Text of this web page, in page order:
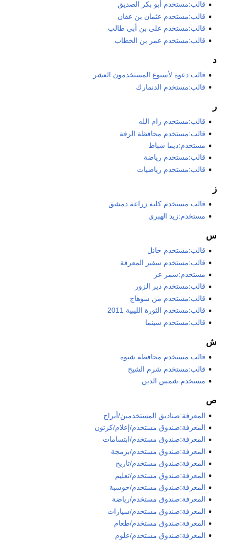
قالب:مستخدم أبو بكر الصديق
قالب:مستخدم عثمان بن عفان
قالب:مستخدم علي بن أبي طالب
قالب:مستخدم عمر بن الخطاب
د
قالب:دعوة لأسبوع المستخدمون العشر
قالب:مستخدم الدنمارك
ر
قالب:مستخدم رام الله
قالب:مستخدم محافظة الرقة
مستخدم:ديما شباط
قالب:مستخدم رياضة
قالب:مستخدم رياضيات
ز
قالب:مستخدم كلية زراعة دمشق
مستخدم:زيد الهبري
س
قالب:مستخدم حائل
قالب:مستخدم سفير المعرفة
مستخدم:سمر عز
قالب:مستخدم دير الزور
قالب:مستخدم من سوهاج
قالب:مستخدم الثورة الليبية 2011
قالب:مستخدم سينما
ش
قالب:مستخدم محافظة شبوة
قالب:مستخدم شرم الشيخ
مستخدم:شمس الدين
ص
المعرفة:صناديق المستخدمين/أبراج
المعرفة:صندوق مستخدم/إعلام/كرتون
المعرفة:صندوق مستخدم/ابتسامات
المعرفة:صندوق مستخدم/برمجة
المعرفة:صندوق مستخدم/تاريخ
المعرفة:صندوق مستخدم/تعليم
المعرفة:صندوق مستخدم/حوسبة
المعرفة:صندوق مستخدم/رياضة
المعرفة:صندوق مستخدم/سيارات
المعرفة:صندوق مستخدم/طعام
المعرفة:صندوق مستخدم/علوم